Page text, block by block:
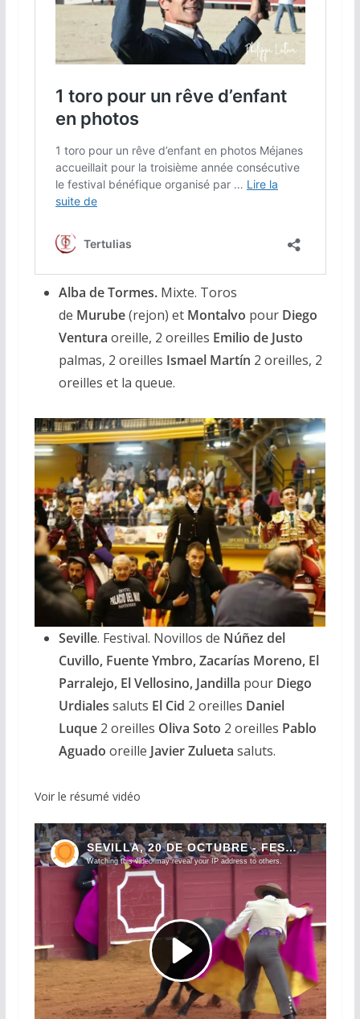
Alba de Tormes.Mixte. Toros
de Murube(rejon) et Montalvo pour Diego
Ventura oreille, 2 oreilles Emilio de Justo
palmas, 2 oreilles Ismael Martín 2 oreilles, 2
oreilles et la queue.
Seville. Festival. Novillos de Núñez del
Cuvillo, Fuente Ymbro, Zacarías Moreno, El
Parralejo, El Vellosino, Jandilla pourDiego
Urdiales saluts El Cid 2 oreilles Daniel
Luque2 oreilles Oliva Soto 2 oreilles Pablo
Aguado oreille Javier Zulueta saluts.
Voir le résumé vidéo